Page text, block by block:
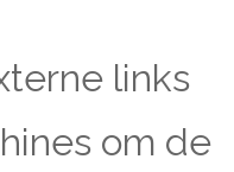
links
om de